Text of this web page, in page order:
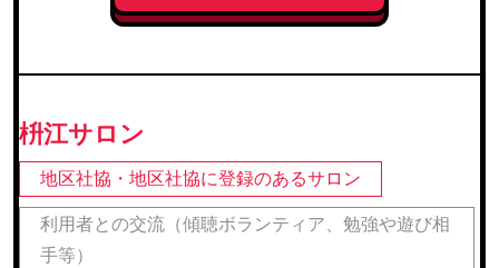
枡江サロン
地区社協・地区社協に登録のあるサロン
利用者との交流（傾聴ボランティア、勉強や遊び相
手等）